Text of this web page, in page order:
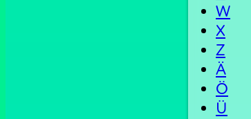
W
X
Z
Ä
Ö
Ü